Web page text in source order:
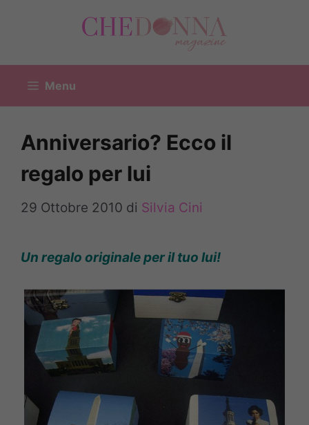
Menu
Anniversario? Ecco il
regalo per lui
29 Ottobre 2010 di Silvia Cini
Un regalo originale per il tuo lui!